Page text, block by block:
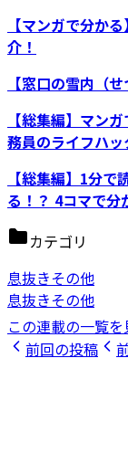
【マンガで分か
介！
【窓口の雪内（
【総集編】マン
務員のライフハッ
【総集編】1分
る！？ 4コマで分
カテゴリ
息抜きその他
息抜きその他
この連載の一覧を
前回の投稿